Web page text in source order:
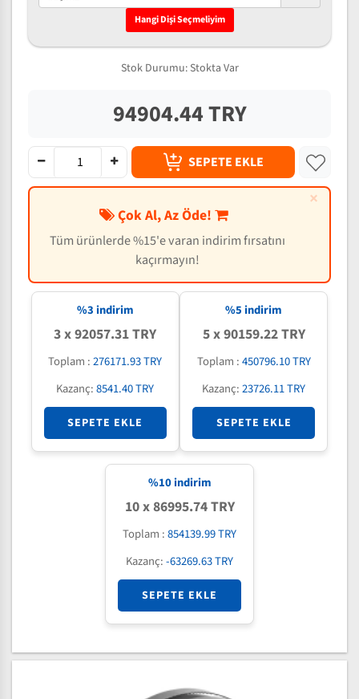
Hangi Dişi Seçmeliyim
Stok Durumu: Stokta Var
94904.44 TRY
SEPETE EKLE
×
Çok Al, Az Öde!
Tüm ürünlerde %15'e varan indirim fırsatını
kaçırmayın!
%3 indirim
3 x 92057.31 TRY
Toplam :276171.93 TRY
Kazanç:8541.40 TRY
SEPETE EKLE
%5 indirim
5 x 90159.22 TRY
Toplam :450796.10 TRY
Kazanç:23726.11 TRY
SEPETE EKLE
%10indirim
10 x 86995.74 TRY
Toplam :854139.99 TRY
Kazanç:-63269.63 TRY
SEPETE EKLE